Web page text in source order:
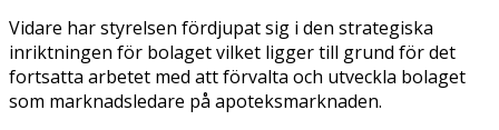
Vidare har styrelsen fördjupat sig i den strategiska
inriktningen för bolaget vilket ligger till grund för det
fortsatta arbetet med att förvalta och utveckla bolaget
som marknadsledare på apoteksmarknaden.